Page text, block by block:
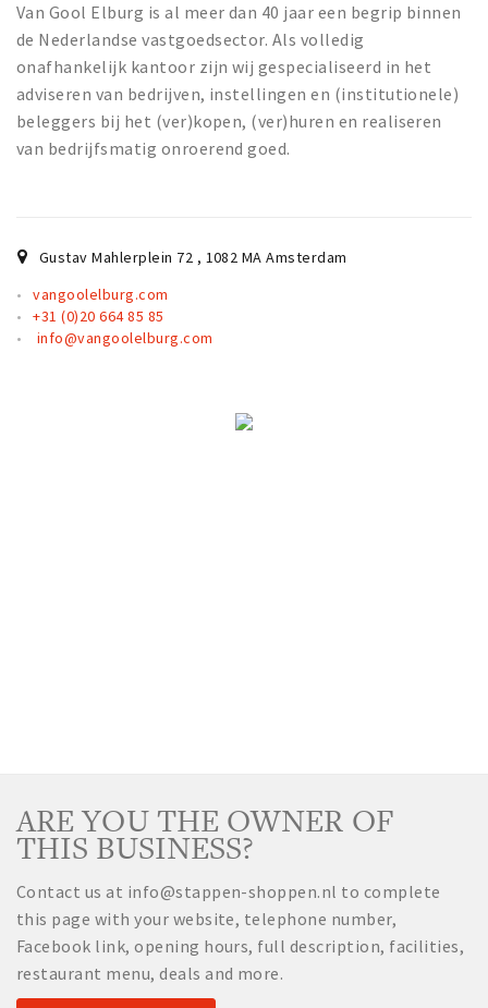
Magazine
Columns
Interviews
Hello Zuidas Articles
Membership
Contact
Partner Apps
Van Gool Elburg is al meer dan 40 jaar een begrip binnen
de Nederlandse vastgoedsector. Als volledig
onafhankelijk kantoor zijn wij gespecialiseerd in het
adviseren van bedrijven, instellingen en (institutionele)
beleggers bij het (ver)kopen, (ver)huren en realiseren
van bedrijfsmatig onroerend goed.
Gustav Mahlerplein 72 , 1082 MAAmsterdam
vangoolelburg.com
+31 (0)20 664 85 85
info@vangoolelburg.com
ARE YOU THE OWNER OF
THIS BUSINESS?
Contact us at info@stappen-shoppen.nl to complete
this page with your website, telephone number,
Facebook link, opening hours, full description, facilities,
restaurant menu, deals and more.